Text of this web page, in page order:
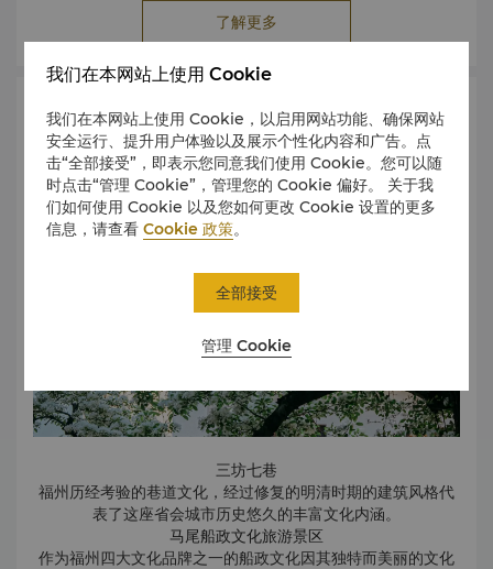
位于晋安区新店镇，占地面积815亩，有各类动物展馆、展区
16个，动物近150种1000多只，其中国家一级保护动物20
的特点。
位于鼓楼区澳门路，面积达8500平方米，修缮后的林则徐纪
念馆仍保留福州传统建筑与古典园林特色。
西禅寺
名列福州五大禅林之一，唐代(867年)始建成。寺内有国内最
高的石塔、最大的玉佛卧像等。
物中心营业时间可能延至晚间10时，夜市营业时间甚至可能到
凌晨。街边私人小店可议价。
了解更多
艺术与文化
三坊七巷
福州历经考验的巷道文化，经过修复的明清时期的建筑风格代
表了这座省会城市历史悠久的丰富文化内涵。
马尾船政文化旅游景区
作为福州四大文化品牌之一的船政文化因其独特而美丽的文化
我们在本网站上使用 Cookie
我们在本网站上使用 Cookie，以启用网站功能、确保网站
安全运行、提升用户体验以及展示个性化内容和广告。点
击“全部接受”，即表示您同意我们使用 Cookie。您可以随
时点击“管理 Cookie”，管理您的 Cookie 偏好。 关于我
们如何使用 Cookie 以及您如何更改 Cookie 设置的更多
信息，请查看Cookie 政策。
管理 Cookie
全部接受